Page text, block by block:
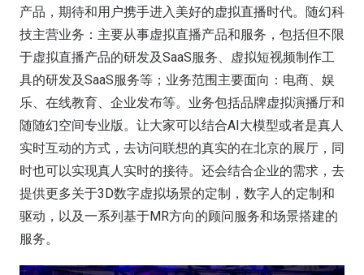
产品，期待和用户携手进入美好的虚拟直播时代。随幻科
技主营业务：主要从事虚拟直播产品和服务，包括但不限
于虚拟直播产品的研发及SaaS服务、虚拟短视频制作工
具的研发及SaaS服务等；业务范围主要面向：电商、娱
乐、在线教育、企业发布等。业务包括品牌虚拟演播厅和
随随幻空间专业版。让大家可以结合AI大模型或者是真人
实时互动的方式，去访问联想的真实的在北京的展厅，同
时也可以实现真人实时的接待。还会结合企业的需求，去
提供更多关于3D数字虚拟场景的定制，数字人的定制和
驱动，以及一系列基于MR方向的顾问服务和场景搭建的
服务。